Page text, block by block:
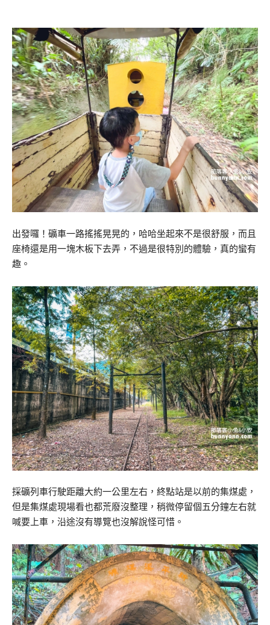
出發囉！礦車一路搖搖晃晃的，哈哈坐起來不是很舒服，而且
座椅還是用一塊木板下去弄，不過是很特別的體驗，真的蠻有
趣。
採礦列車行駛距離大約一公里左右，終點站是以前的集煤處，
但是集煤處現場看也都荒廢沒整理，稍微停留個五分鐘左右就
喊要上車，沿途沒有導覽也沒解說怪可惜。